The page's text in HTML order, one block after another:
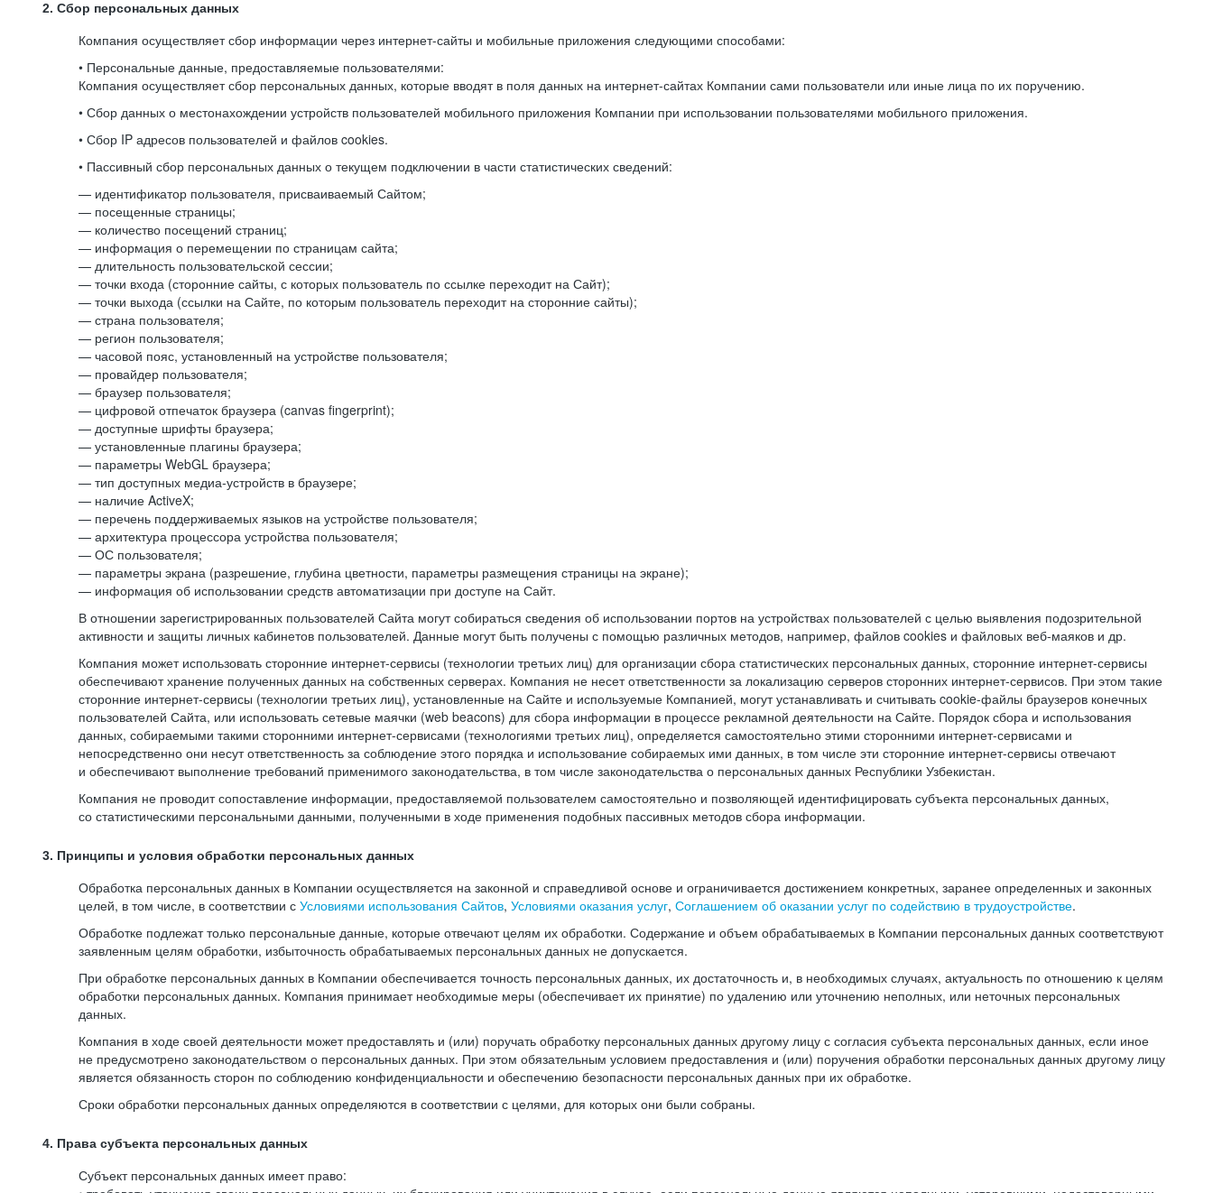
2. Сбор персональных данных
Компания осуществляет сбор информации через интернет-сайты и мобильные приложения следующими способами:
• Персональные данные, предоставляемые пользователями:
Компания осуществляет сбор персональных данных, которые вводят в поля данных на интернет-сайтах Компании сами пользователи или иные лица по их поручению.
• Сбор данных о местонахождении устройств пользователей мобильного приложения Компании при использовании пользователями мобильного приложения.
• Сбор IP адресов пользователей и файлов cookies.
• Пассивный сбор персональных данных о текущем подключении в части статистических сведений:
— идентификатор пользователя, присваиваемый Сайтом;
— посещенные страницы;
— количество посещений страниц;
— информация о перемещении по страницам сайта;
— длительность пользовательской сессии;
— точки входа (сторонние сайты, с которых пользователь по ссылке переходит на Сайт);
— точки выхода (ссылки на Сайте, по которым пользователь переходит на сторонние сайты);
— страна пользователя;
— регион пользователя;
— часовой пояс, установленный на устройстве пользователя;
— провайдер пользователя;
— браузер пользователя;
— цифровой отпечаток браузера (canvas fingerprint);
— доступные шрифты браузера;
— установленные плагины браузера;
— параметры WebGL браузера;
— тип доступных медиа-устройств в браузере;
— наличие ActiveX;
— перечень поддерживаемых языков на устройстве пользователя;
— архитектура процессора устройства пользователя;
— ОС пользователя;
— параметры экрана (разрешение, глубина цветности, параметры размещения страницы на экране);
— информация об использовании средств автоматизации при доступе на Сайт.
В отношении зарегистрированных пользователей Сайта могут собираться сведения об использовании портов на устройствах пользователей с целью выявления подозрительной
активности и защиты личных кабинетов пользователей. Данные могут быть получены с помощью различных методов, например, файлов cookies и файловых веб-маяков и др.
Компания может использовать сторонние интернет-сервисы (технологии третьих лиц) для организации сбора статистических персональных данных, сторонние интернет-сервисы
обеспечивают хранение полученных данных на собственных серверах. Компания не несет ответственности за локализацию серверов сторонних интернет-сервисов. При этом такие
сторонние интернет-сервисы (технологии третьих лиц), установленные на Сайте и используемые Компанией, могут устанавливать и считывать cookie-файлы браузеров конечных
пользователей Сайта, или использовать сетевые маячки (web beacons) для сбора информации в процессе рекламной деятельности на Сайте. Порядок сбора и использования
данных, собираемыми такими сторонними интернет-сервисами (технологиями третьих лиц), определяется самостоятельно этими сторонними интернет-сервисами и
непосредственно они несут ответственность за соблюдение этого порядка и использование собираемых ими данных, в том числе эти сторонние интернет-сервисы отвечают
и обеспечивают выполнение требований применимого законодательства, в том числе законодательства о персональных данных Республики Узбекистан.
Компания не проводит сопоставление информации, предоставляемой пользователем самостоятельно и позволяющей идентифицировать субъекта персональных данных,
со статистическими персональными данными, полученными в ходе применения подобных пассивных методов сбора информации.
3. Принципы и условия обработки персональных данных
Обработка персональных данных в Компании осуществляется на законной и справедливой основе и ограничивается достижением конкретных, заранее определенных и законных
целей, в том числе, в соответствии с Условиями использования Сайтов, Условиями оказания услуг, Соглашением об оказании услуг по содействию в трудоустройстве.
Обработке подлежат только персональные данные, которые отвечают целям их обработки. Содержание и объем обрабатываемых в Компании персональных данных соответствуют
заявленным целям обработки, избыточность обрабатываемых персональных данных не допускается.
При обработке персональных данных в Компании обеспечивается точность персональных данных, их достаточность и, в необходимых случаях, актуальность по отношению к целям
обработки персональных данных. Компания принимает необходимые меры (обеспечивает их принятие) по удалению или уточнению неполных, или неточных персональных
данных.
Компания в ходе своей деятельности может предоставлять и (или) поручать обработку персональных данных другому лицу с согласия субъекта персональных данных, если иное
не предусмотрено законодательством о персональных данных. При этом обязательным условием предоставления и (или) поручения обработки персональных данных другому лицу
является обязанность сторон по соблюдению конфиденциальности и обеспечению безопасности персональных данных при их обработке.
Сроки обработки персональных данных определяются в соответствии с целями, для которых они были собраны.
4. Права субъекта персональных данных
Субъект персональных данных имеет право: